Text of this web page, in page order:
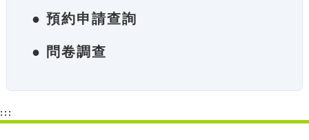
● 預約申請查詢
● 問卷調查
:::